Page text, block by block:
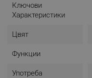
Ключови
Характеристики
Цвят
Функции
Употреба